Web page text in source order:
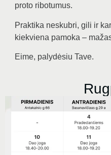
proto ribotumus.
Praktika neskubri, gili ir
kiekviena pamoka –
Eime, palydėsiu Tave.